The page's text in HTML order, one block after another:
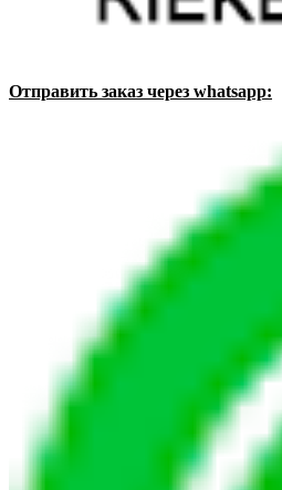
Отправить заказ через whatsapp: